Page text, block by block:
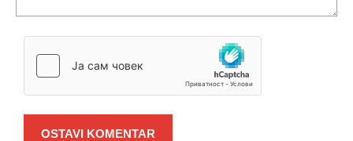
OSTAVI KOMENTAR